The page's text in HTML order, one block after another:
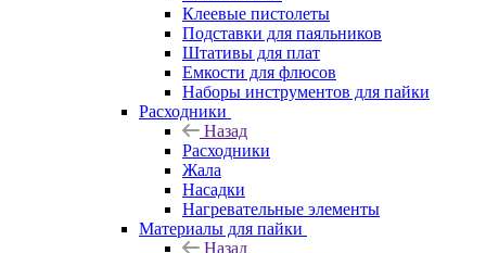
Клеевые пистолеты
Подставки для паяльников
Штативы для плат
Емкости для флюсов
Наборы инструментов для пайки
Расходники
Назад
Расходники
Жала
Насадки
Нагревательные элементы
Материалы для пайки
Назад